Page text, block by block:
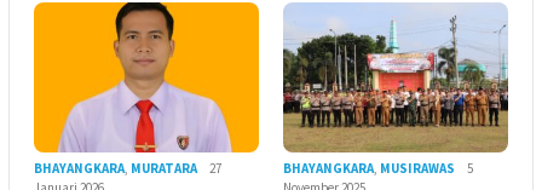
BHAYANGKARA, MURATARA
27
BHAYANGKARA, MUSIRAWAS
5